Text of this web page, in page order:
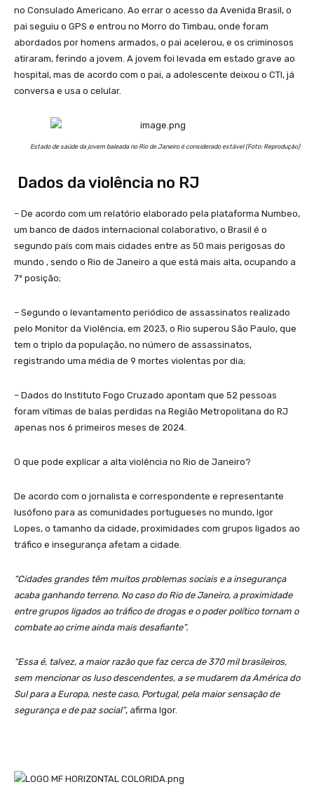
no Consulado Americano. Ao errar o acesso da Avenida Brasil, o
pai seguiu o GPS e entrou no Morro do Timbau, onde foram
abordados por homens armados, o pai acelerou, e os criminosos
atiraram, ferindo a jovem. A jovem foi levada em estado grave ao
hospital, mas de acordo com o pai, a adolescente deixou o CTI, já
conversa e usa o celular.
Estado de saúde da jovem baleada no Rio de Janeiro é considerado estável (Foto: Reprodução)
Dados da violência no RJ
– De acordo com um relatório elaborado pela plataforma Numbeo,
um banco de dados internacional colaborativo, o Brasil é o
segundo país com mais cidades entre as 50 mais perigosas do
mundo , sendo o Rio de Janeiro a que está mais alta, ocupando a
7º posição;
– Segundo o levantamento periódico de assassinatos realizado
pelo Monitor da Violência, em 2023, o Rio superou São Paulo, que
tem o triplo da população, no número de assassinatos,
registrando uma média de 9 mortes violentas por dia;
– Dados do Instituto Fogo Cruzado apontam que 52 pessoas
foram vítimas de balas perdidas na Região Metropolitana do RJ
apenas nos 6 primeiros meses de 2024.
O que pode explicar a alta violência no Rio de Janeiro?
De acordo com o jornalista e correspondente e representante
lusófono para as comunidades portugueses no mundo, Igor
Lopes, o tamanho da cidade, proximidades com grupos ligados ao
tráfico e insegurança afetam a cidade.
“Cidades grandes têm muitos problemas sociais e a insegurança
acaba ganhando terreno. No caso do Rio de Janeiro, a proximidade
entre grupos ligados ao tráfico de drogas e o poder político tornam o
combate ao crime ainda mais desafiante”.
“Essa é, talvez, a maior razão que faz cerca de 370 mil brasileiros,
sem mencionar os luso descendentes, a se mudarem da América do
Sul para a Europa, neste caso, Portugal, pela maior sensação de
segurança e de paz social”, afirma Igor.